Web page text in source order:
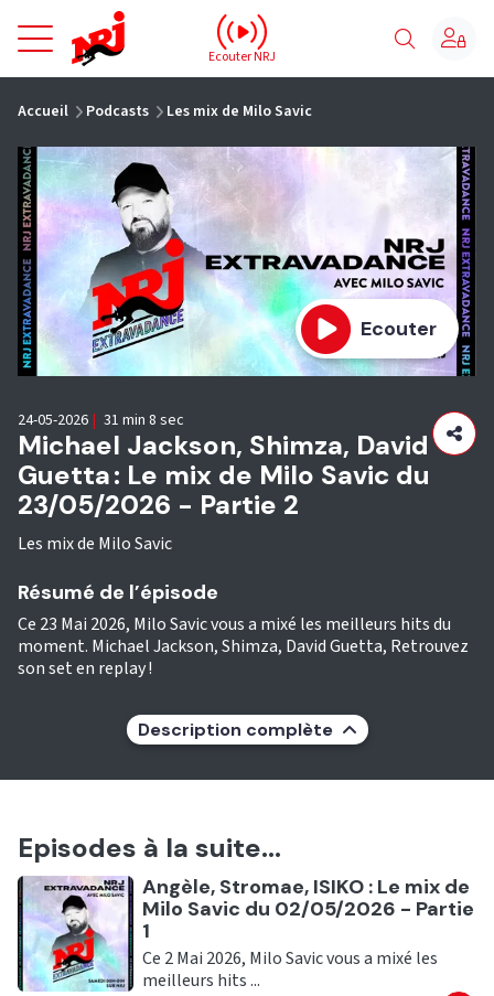
NRJ - Accueil
Ecouter NRJ
Accueil Podcasts Les mix de Milo Savic
Ecouter
Michael Jackson, Shimza, David
Guetta : Le mix de Milo Savic du
23/05/2026 - Partie 2
Les mix de Milo Savic
24-05-2026 | 31 min 8 sec
Résumé de l’épisode
Ce 23 Mai 2026, Milo Savic vous a mixé les meilleurs hits du
moment. Michael Jackson, Shimza, David Guetta, Retrouvez
son set en replay !
Description complète
Episodes à la suite...
Ecouter
Angèle, Stromae, ISIKO : Le mix de
Milo Savic du 02/05/2026 - Partie
1
Ce 2 Mai 2026, Milo Savic vous a mixé les
meilleurs hits ...